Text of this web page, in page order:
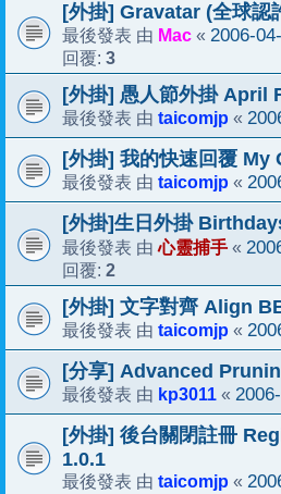
[外掛] Gravatar (全球認
最後發表 由 Mac « 2006-
回覆: 3
[外掛] 愚人節外掛 April
最後發表 由 taicomjp «
[外掛] 我的快速回覆
最後發表 由 taicomjp «
[外掛]生日外掛
最後發表 由心靈捕手 «
回覆: 2
[外掛] 文字對齊 Align
最後發表 由 taicomjp «
[分享] Advanced
最後發表 由 kp3011 «
[外掛] 後台關閉註冊
1.0.1
最後發表 由 taicomjp «